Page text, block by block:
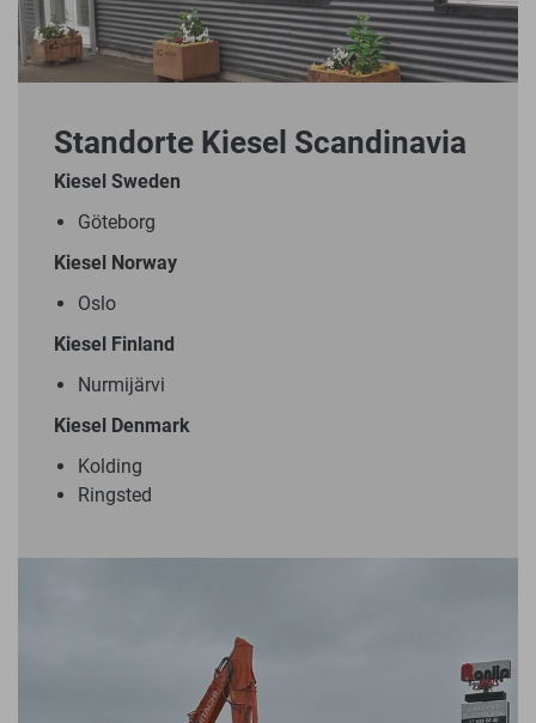
Standorte Kiesel Scandinavia
Kiesel Sweden
Göteborg
Kiesel Norway
Oslo
Kiesel Finland
Nurmijärvi
Kiesel Denmark
Kolding
Ringsted